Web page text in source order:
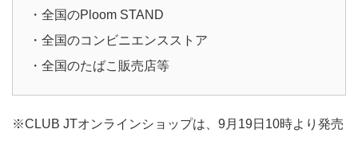
・全国のPloom STAND
・全国のコンビニエンスストア
・全国のたばこ販売店等
※CLUB JTオンラインショップは、9月19日10時より発売